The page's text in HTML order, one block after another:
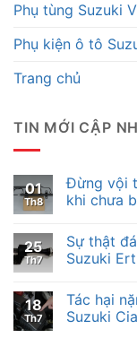
Phụ tùng Suzuki
Phụ kiện ô tô
Trang chủ
TIN MỚI CẬP
01
Th8
Đừng vội
khi chưa
25
Th7
Sự thật
Suzuki
18
Th7
Tác hại
Suzuki